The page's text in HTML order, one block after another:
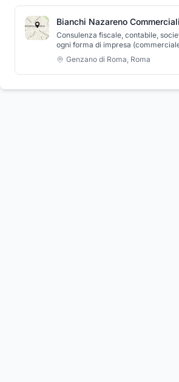
Bianchi Nazareno
Consulenza fiscale, contabile,
ogni forma di impresa
agricola, ecc.) e consulenza a privati.
Genzano di Roma, Roma